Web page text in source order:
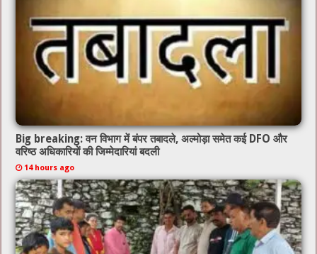
Big breaking: वन विभाग में बंपर तबादले, अल्मोड़ा समेत कई DFO और
वरिष्ठ अधिकारियों की जिम्मेदारियां बदली
14 hours ago